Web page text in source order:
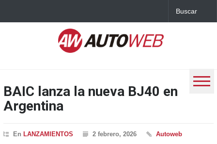
BAIC lanza la nueva BJ40 en
Argentina
En LANZAMIENTOS 2 febrero, 2026 Autoweb